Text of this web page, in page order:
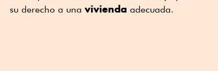
su derecho a una vivienda adecuada.